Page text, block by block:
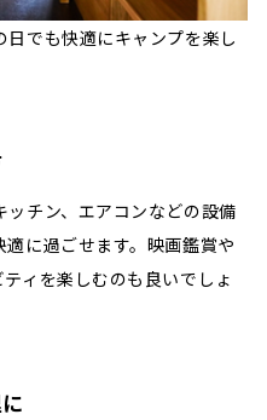
でも快適にキャンプを楽し
チン、エアコンなどの設備
に過ごせます。映画鑑賞や
ィを楽しむのも良いでしょ